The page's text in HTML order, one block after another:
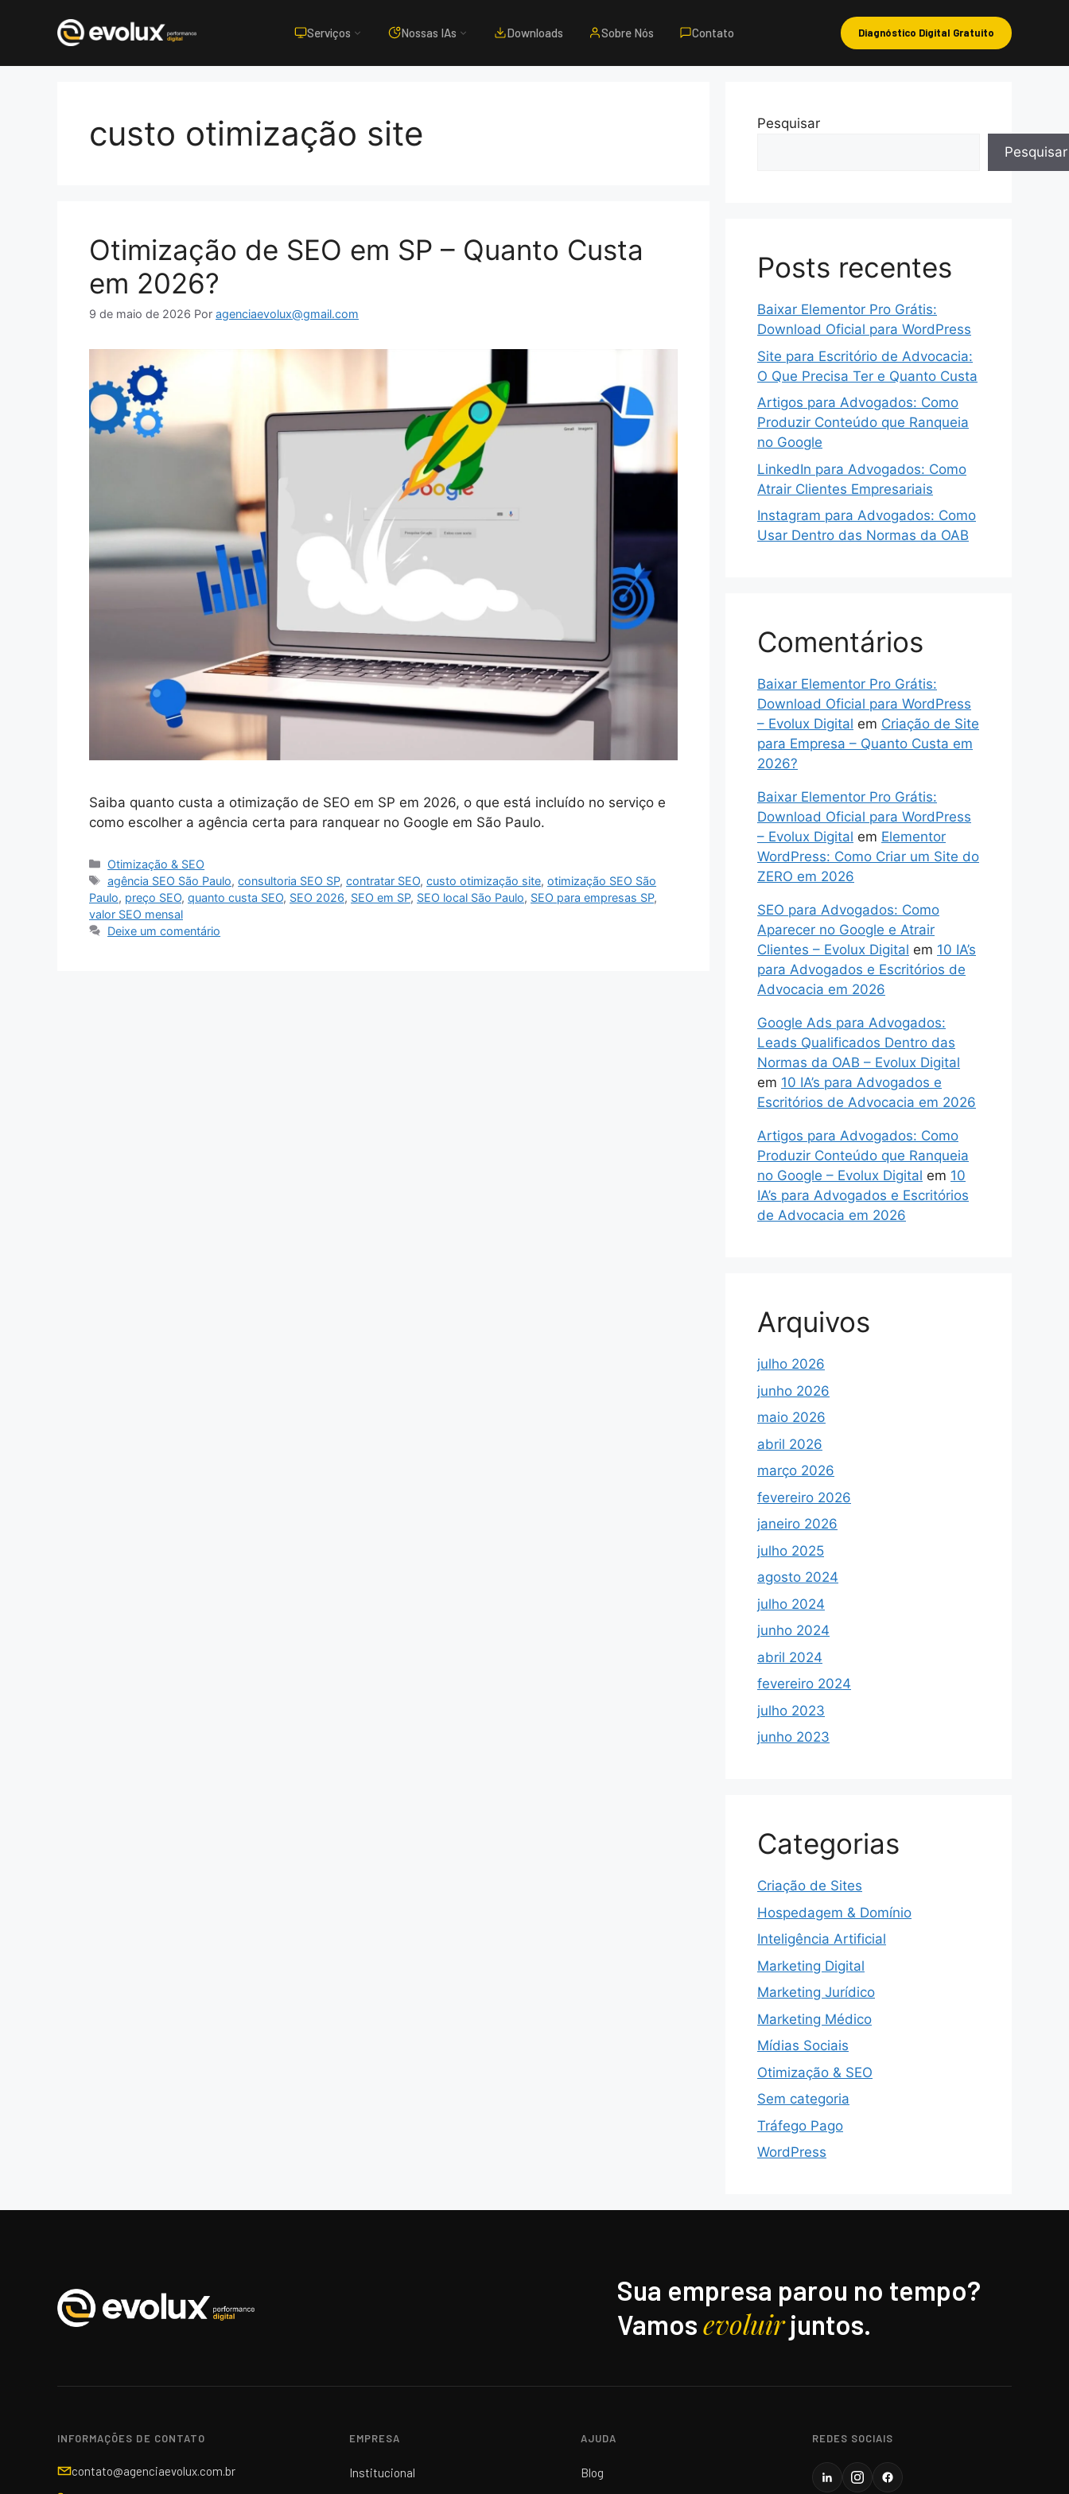
Serviços Nossas IAs Downloads Sobre Nós Contato Diagnóstico Digital Gratuito
custo otimização site
Otimização de SEO em SP – Quanto Custa
em 2026?
9 de maio de 2026 Por agenciaevolux@gmail.com
Saiba quanto custa a otimização de SEO em SP em 2026, o que está incluído no serviço e
como escolher a agência certa para ranquear no Google em São Paulo.
Categorias
Otimização & SEO
Tags
agência SEO São Paulo,consultoria SEO SP,contratar SEO,custo otimização site,otimização SEO São
Paulo, preço SEO, quanto custa SEO, SEO 2026, SEO em SP, SEO local São Paulo, SEO para empresas SP,
valor SEO mensal
Deixe um comentário
Pesquisar
Pesquisar
Posts recentes
Baixar Elementor Pro Grátis:
Download Oficial para WordPress
Site para Escritório de Advocacia:
O Que Precisa Ter e Quanto Custa
Artigos para Advogados: Como
Produzir Conteúdo que Ranqueia
no Google
LinkedIn para Advogados: Como
Atrair Clientes Empresariais
Instagram para Advogados: Como
Usar Dentro das Normas da OAB
Comentários
Baixar Elementor Pro Grátis:
Download Oficial para WordPress
– Evolux Digital em Criação de Site
para Empresa – Quanto Custa em
2026?
Baixar Elementor Pro Grátis:
Download Oficial para WordPress
– Evolux Digital em Elementor
WordPress: Como Criar um Site do
ZERO em 2026
SEO para Advogados: Como
Aparecer no Google e Atrair
Clientes – Evolux Digital em 10 IA’s
para Advogados e Escritórios de
Advocacia em 2026
Google Ads para Advogados:
Leads Qualificados Dentro das
Normas da OAB – Evolux Digital
em 10 IA’s para Advogados e
Escritórios de Advocacia em 2026
Artigos para Advogados: Como
Produzir Conteúdo que Ranqueia
no Google – Evolux Digital em 10
IA’s para Advogados e Escritórios
de Advocacia em 2026
Arquivos
julho 2026
junho 2026
maio 2026
abril 2026
março 2026
fevereiro 2026
janeiro 2026
julho 2025
agosto 2024
julho 2024
junho 2024
abril 2024
fevereiro 2024
julho 2023
junho 2023
Categorias
Criação de Sites
Hospedagem & Domínio
Inteligência Artificial
Marketing Digital
Marketing Jurídico
Marketing Médico
Mídias Sociais
Otimização & SEO
Sem categoria
Tráfego Pago
WordPress
Sua empresa parou no tempo?
Vamosevoluirjuntos.
INFORMAÇÕES DE CONTATO
contato@agenciaevolux.com.br
EMPRESA
Institucional
AJUDA
Blog
REDES SOCIAIS